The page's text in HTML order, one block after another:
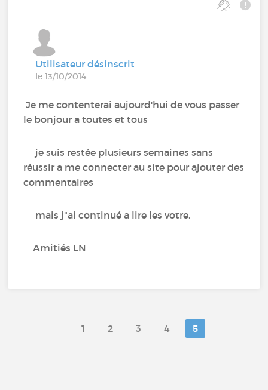
Utilisateur désinscrit
le 13/10/2014
Je me contenterai aujourd'hui de vous passer
le bonjour a toutes et tous
je suis restée plusieurs semaines sans
réussir a me connecter au site pour ajouter des
commentaires
mais j"ai continué a lire les votre.
Amitiés LN
1 2 3 4 5